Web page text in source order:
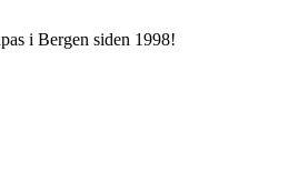
i Bergen siden 1998!